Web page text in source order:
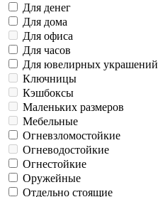
Для денег
Для дома
Для офиса
Для часов
Для ювелирных украшений
Ключницы
Кэшбоксы
Маленьких размеров
Мебельные
Огневзломостойкие
Огневодостойкие
Огнестойкие
Оружейные
Отдельно стоящие